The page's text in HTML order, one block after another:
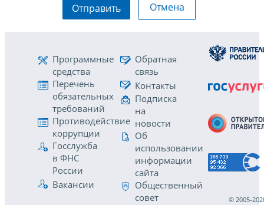
Отправить Отмена
Программные
средства
Перечень
обязательных
требований
Противодействие
коррупции
Госслужба
в ФНС
России
Вакансии
Обратная
связь
Контакты
Подписка
на
новости
Об
использовании
информации
сайта
Общественный
совет
© 2005-